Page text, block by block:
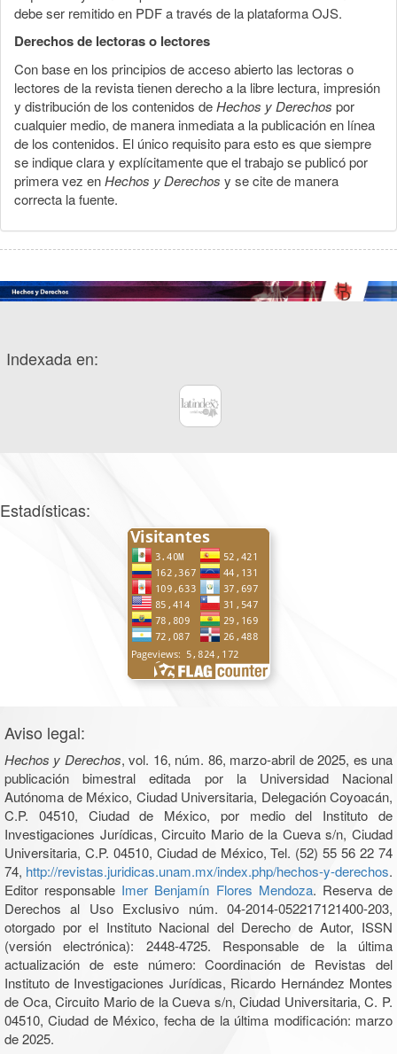
debe ser remitido en PDF a través de la plataforma OJS.
Derechos de lectoras o lectores
Con base en los principios de acceso abierto las lectoras o
lectores de la revista tienen derecho a la libre lectura, impresión
y distribución de los contenidos deHechos y Derechos por
cualquier medio, de manera inmediata a la publicación en línea
de los contenidos. El único requisito para esto es que siempre
se indique clara y explícitamente que el trabajo se publicó por
primera vez enHechos y Derechos y se cite de manera
correcta la fuente.
Indexada en:
Estadísticas:
Aviso legal:
Hechos y Derechos, vol. 16, núm. 86, marzo-abril de 2025, es una
publicación bimestral editada por la Universidad Nacional
Autónoma de México, Ciudad Universitaria, Delegación Coyoacán,
C.P. 04510, Ciudad de México, por medio del Instituto de
Investigaciones Jurídicas, Circuito Mario de la Cueva s/n, Ciudad
Universitaria, C.P. 04510, Ciudad de México, Tel. (52) 55 56 22 74
74, http://revistas.juridicas.unam.mx/index.php/hechos-y-derechos.
Editor responsable Imer Benjamín Flores Mendoza. Reserva de
Derechos al Uso Exclusivo núm. 04-2014-052217121400-203,
otorgado por el Instituto Nacional del Derecho de Autor, ISSN
(versión electrónica): 2448-4725. Responsable de la última
actualización de este número: Coordinación de Revistas del
Instituto de Investigaciones Jurídicas, Ricardo Hernández Montes
de Oca, Circuito Mario de la Cueva s/n, Ciudad Universitaria, C. P.
04510, Ciudad de México, fecha de la última modificación: marzo
de 2025.